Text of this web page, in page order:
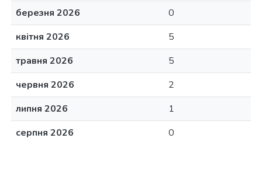
березня 2026
0
квітня 2026
5
травня 2026
5
червня 2026
2
липня 2026
1
серпня 2026
0